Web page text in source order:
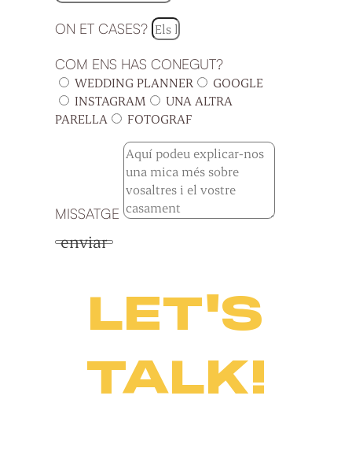
ON ET CASES?
COM ENS HAS CONEGUT?
WEDDING PLANNER
GOOGLE
INSTAGRAM
UNA ALTRA
PARELLA
FOTOGRAF
MISSATGE
enviar
LET'S
TALK!